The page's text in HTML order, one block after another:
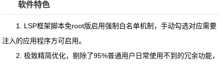
软件特色
1. LSP框架脚本免root版启用强制白名单机制，手动勾选对应需要
注入的应用程序方可启用。
2. 极致精简优化，剔除了95%普通用户日常使用不到的冗余功能，